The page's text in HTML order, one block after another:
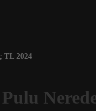
TL 2024